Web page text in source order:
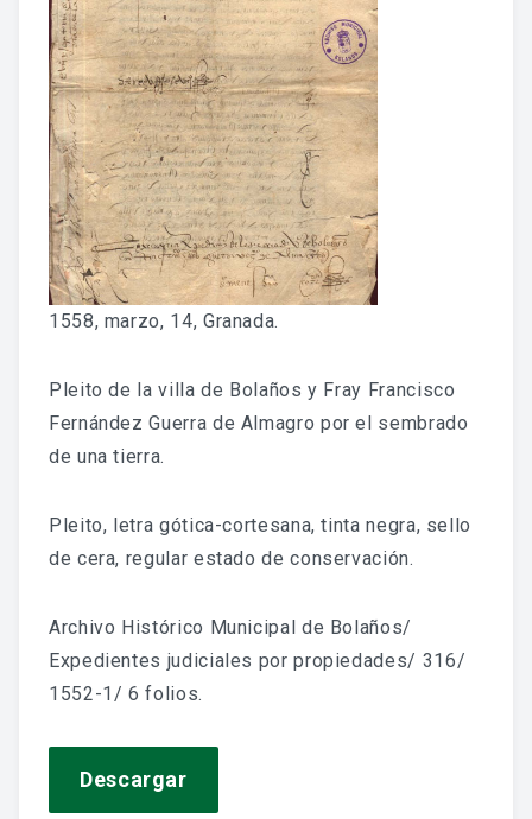
Fondo Histórico
Fondo Notarial
Catálogos Y Cuadros De Clasificación
Categorías
Libros De Actas
Reales Privilegios
Reales Provisiones
Jornadas De Historia Local
Estudios De Historia Y Patrimonio
Estudios Socioeconómicos
Catálogo De La Iglesia San Felipe Y Santiago
1558, marzo, 14, Granada.
Pleito de la villa de Bolaños y Fray Francisco
Fernández Guerra de Almagro por el sembrado
de una tierra.
Pleito, letra gótica-cortesana, tinta negra, sello
de cera, regular estado de conservación.
Archivo Histórico Municipal de Bolaños/
Expedientes judiciales por propiedades/ 316/
1552-1/ 6 folios.
Descargar